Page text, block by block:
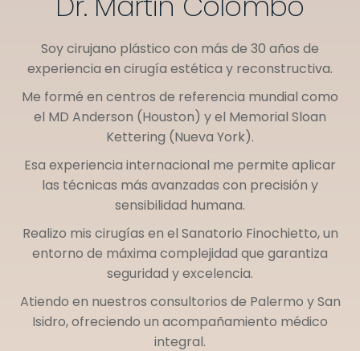
Soy cirujano plástico con más de 30 años de
experiencia en cirugía estética y reconstructiva.
Me formé en centros de referencia mundial como
el MD Anderson (Houston) y el Memorial Sloan
Kettering (Nueva York).
Esa experiencia internacional me permite aplicar
las técnicas más avanzadas con precisión y
sensibilidad humana.
Realizo mis cirugías en el Sanatorio Finochietto, un
entorno de máxima complejidad que garantiza
seguridad y excelencia.
Atiendo en nuestros consultorios de Palermo ySan
Isidro, ofreciendo un acompañamiento médico
integral.